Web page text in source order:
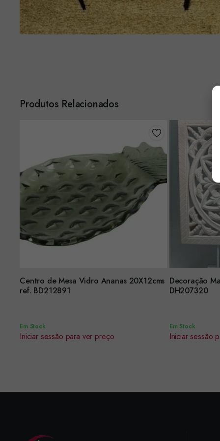
Produtos Relacionados
Centro de Mesa Vidro Ananas 20X12cms
ref. BD212891
Encomendar
Em Stock
Iniciar sessão para ver preço
Decoração
DH207320
Encomendar
Em Stock
Iniciar sessão